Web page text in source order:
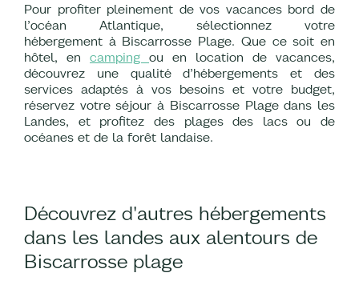
Pour profiter pleinement de vos vacances bord de
l’océan Atlantique, sélectionnez votre
hébergement à Biscarrosse Plage. Que ce soit en
hôtel, en camping ou en location de vacances,
découvrez une qualité d’hébergements et des
services adaptés à vos besoins et votre budget,
réservez votre séjour à Biscarrosse Plage dans les
Landes, et profitez des plages des lacs ou de
océanes et de la forêt landaise.
Découvrez d'autres hébergements
dans les landes aux alentours de
Biscarrosse plage